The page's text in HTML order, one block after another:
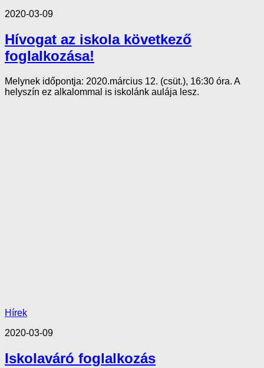
2020-03-09
Hívogat az iskola következő
foglalkozása!
Melynek időpontja: 2020.március 12. (csüt.), 16:30 óra. A
helyszín ez alkalommal is iskolánk aulája lesz.
Hírek
2020-03-09
Iskolaváró foglalkozás